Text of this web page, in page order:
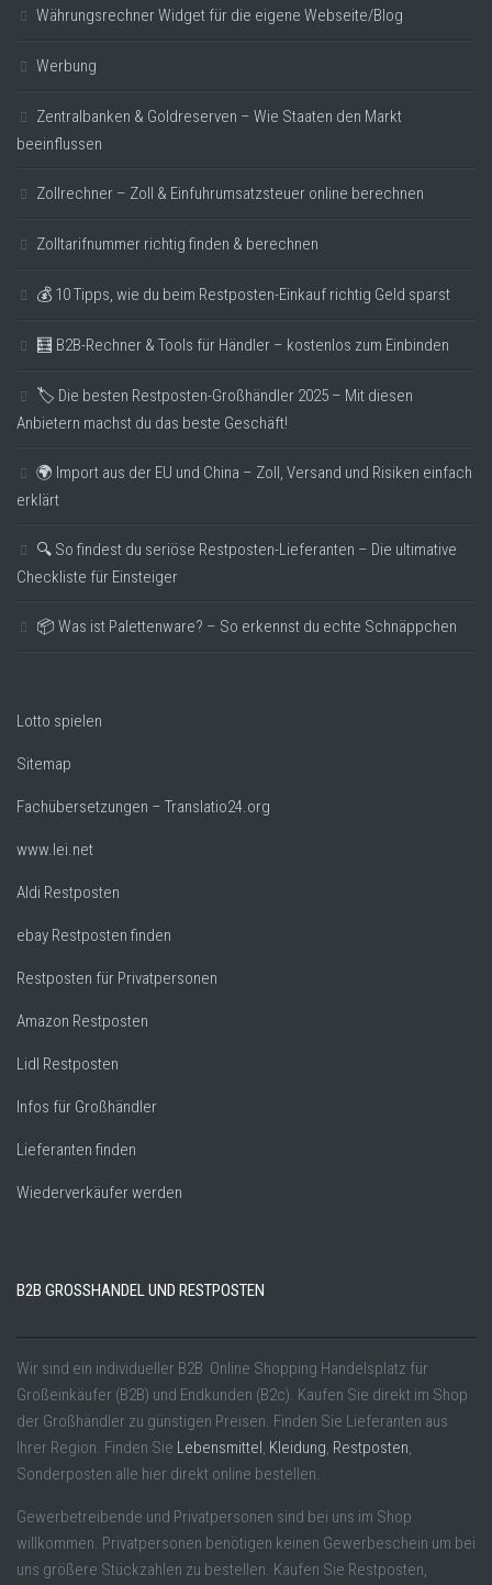
Währungsrechner Widget für die eigene Webseite/Blog
Werbung
Zentralbanken & Goldreserven – Wie Staaten den Markt
beeinflussen
Zollrechner – Zoll & Einfuhrumsatzsteuer online berechnen
Zolltarifnummer richtig finden & berechnen
💰 10 Tipps, wie du beim Restposten-Einkauf richtig Geld sparst
🧮 B2B-Rechner & Tools für Händler – kostenlos zum Einbinden
🏷️ Die besten Restposten-Großhändler 2025 – Mit diesen
Anbietern machst du das beste Geschäft!
🌍 Import aus der EU und China – Zoll, Versand und Risiken einfach
erklärt
🔍 So findest du seriöse Restposten-Lieferanten – Die ultimative
Checkliste für Einsteiger
📦 Was ist Palettenware? – So erkennst du echte Schnäppchen
Lotto spielen
Sitemap
Fachübersetzungen – Translatio24.org
www.lei.net
Aldi Restposten
ebay Restposten finden
Restposten für Privatpersonen
Amazon Restposten
Lidl Restposten
Infos für Großhändler
Lieferanten finden
Wiederverkäufer werden
B2B GROSSHANDEL UND RESTPOSTEN
Wir sind ein individueller B2B Online Shopping Handelsplatz für
Großeinkäufer (B2B) und Endkunden (B2c). Kaufen Sie direkt im Shop
der Großhändler zu günstigen Preisen. Finden Sie Lieferanten aus
Ihrer Region. Finden Sie Lebensmittel Kleidung Restposten
Sonderposten alle hier direkt online bestellen.
Gewerbetreibende und Privatpersonen sind bei uns im Shop
willkommen. Privatpersonen benötigen keinen Gewerbeschein um bei
uns größere Stückzahlen zu bestellen. Kaufen Sie Restposten,